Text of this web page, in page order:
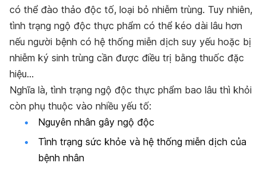
có thể đào thảo độc tố, loại bỏ nhiễm trùng. Tuy nhiên,
tình trạng ngộ độc thực phẩm có thể kéo dài lâu hơn
nếu người bệnh có hệ thống miễn dịch suy yếu hoặc bị
nhiễm ký sinh trùng cần được điều trị bằng thuốc đặc
hiệu…
Nghĩa là, tình trạng ngộ độc thực phẩm bao lâu thì khỏi
còn phụ thuộc vào nhiều yếu tố:
Nguyên nhân gây ngộ độc
Tình trạng sức khỏe và hệ thống miễn dịch của
bệnh nhân